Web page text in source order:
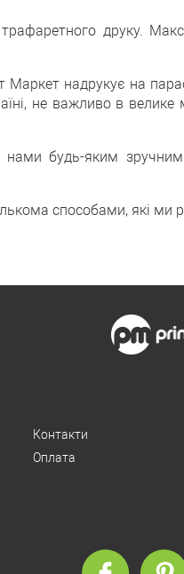
друку.
надрукує на
не важливо в велике
будь-яким
способами, які
Контакти
Оплата